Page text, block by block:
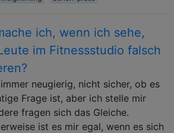
ich, wenn ich sehe,
im Fitnessstudio falsch
neugierig, nicht sicher, ob es
Frage ist, aber ich stelle mir
fragen sich das Gleiche.
ist es mir egal, wenn es sich